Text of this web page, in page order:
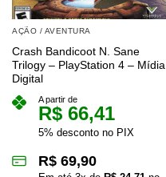
AÇÃO / AVENTURA
Crash Bandicoot N. Sane
Trilogy – PlayStation 4 – Mídia
Digital
A partir de
R$ 66,41
5% desconto no PIX
R$ 69,90